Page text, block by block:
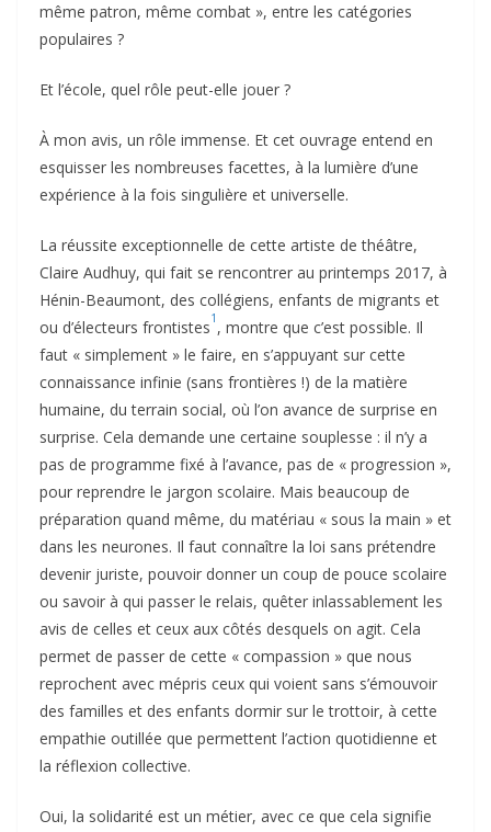
même patron, même combat », entre les catégories
populaires ?
Et l’école, quel rôle peut-elle jouer ?
À mon avis, un rôle immense. Et cet ouvrage entend en
esquisser les nombreuses facettes, à la lumière d’une
expérience à la fois singulière et universelle.
La réussite exceptionnelle de cette artiste de théâtre,
Claire Audhuy, qui fait se rencontrer au printemps 2017, à
Hénin-Beaumont, des collégiens, enfants de migrants et
ou d’électeurs frontistes1 , montre que c’est possible. Il
faut « simplement » le faire, en s’appuyant sur cette
connaissance infinie (sans frontières !) de la matière
humaine, du terrain social, où l’on avance de surprise en
surprise. Cela demande une certaine souplesse : il n’y a
pas de programme fixé à l’avance, pas de « progression »,
pour reprendre le jargon scolaire. Mais beaucoup de
préparation quand même, du matériau « sous la main » et
dans les neurones. Il faut connaître la loi sans prétendre
devenir juriste, pouvoir donner un coup de pouce scolaire
ou savoir à qui passer le relais, quêter inlassablement les
avis de celles et ceux aux côtés desquels on agit. Cela
permet de passer de cette « compassion » que nous
reprochent avec mépris ceux qui voient sans s’émouvoir
des familles et des enfants dormir sur le trottoir, à cette
empathie outillée que permettent l’action quotidienne et
la réflexion collective.
Oui, la solidarité est un métier, avec ce que cela signifie